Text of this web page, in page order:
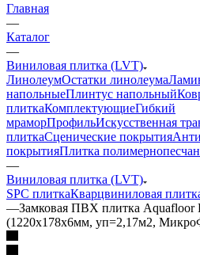
Главная
—
Каталог
—
Виниловая плитка (LVT)
ЛинолеумОстатки линолеума
напольныеПлинтус напольный
плиткаКомплектующиеГибкий
мраморПрофильИскусственная
плиткаСценические покрытия
покрытияПлитка
—
Виниловая плитка (LVT)
SPC плиткаКварцвиниловая
—Замковая ПВХ плитка Aquafloor
(1220х178х6мм, уп=2,17м2,